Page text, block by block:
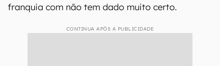
franquia com não tem dado muito certo.
CONTINUA APÓS A PUBLICIDADE